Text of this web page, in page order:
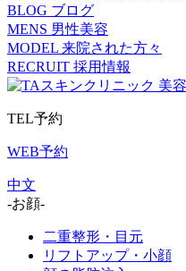
BLOG ブログ
MENS 男性美容
MODEL 来院された方々
RECRUIT 採用情報
TEL予約
WEB予約
中文
-お顔-
二重整形・目元
リフトアップ・小顔